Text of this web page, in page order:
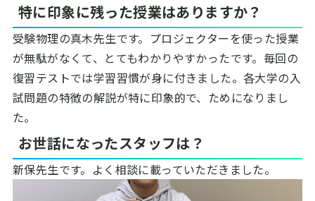
特に印象に残った授業はありますか？
受験物理の真木先生です。プロジェクターを使った授業
が無駄がなくて、とてもわかりやすかったです。毎回の
復習テストでは学習習慣が身に付きました。各大学の入
試問題の特徴の解説が特に印象的で、ためになりまし
た。
お世話になったスタッフは？
新保先生です。よく相談に載っていただきました。